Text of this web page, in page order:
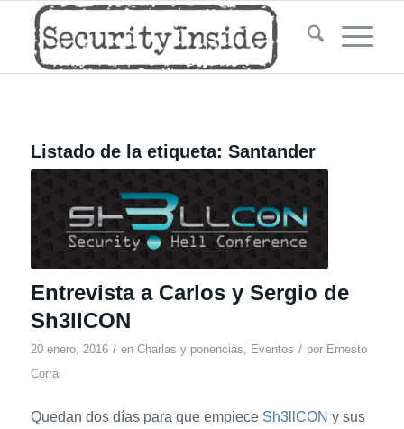
Listado de la etiqueta: Santander
Entrevista a Carlos y Sergio de
Sh3llCON
20 enero, 2016 / en Charlas y ponencias, Eventos / por Ernesto
Corral
Quedan dos días para que empiece Sh3llCON y sus